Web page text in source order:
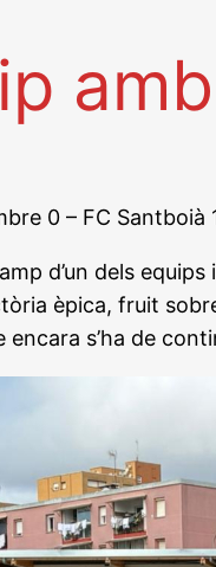
0 – FC Santboià
d’un dels
èpica, fruit
encara s’ha de